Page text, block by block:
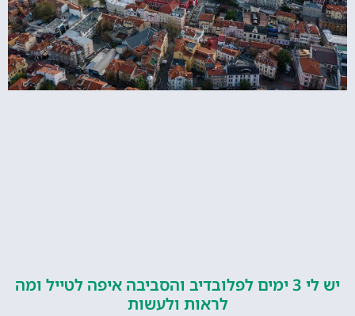
יש לי 3 ימים לפלובדיב והסביבה איפה לטייל ומה
לראות ולעשות